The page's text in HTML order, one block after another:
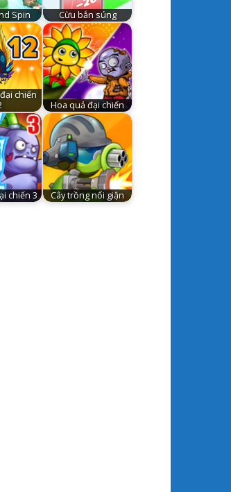
Spin Cừu bắn súng
chiến
Hoa quả đại chiến
chiến 3 Cây trồng nổi giận